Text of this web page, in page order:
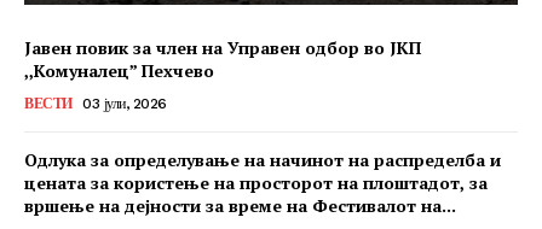
Јавен повик за член на Управен одбор во ЈКП
,,Комуналец” Пехчево
ВЕСТИ 03 јули, 2026
Одлука за определување на начинот на распределба и
цената за користење на просторот на плоштадот, за
вршење на дејности за време на Фестивалот на...